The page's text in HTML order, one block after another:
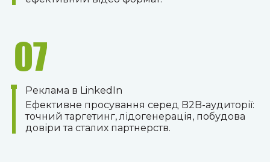
Реклама в LinkedIn
Ефективне просування серед B2B-аудиторії:
точний таргетинг, лідогенерація, побудова
довіри та сталих партнерств.
07